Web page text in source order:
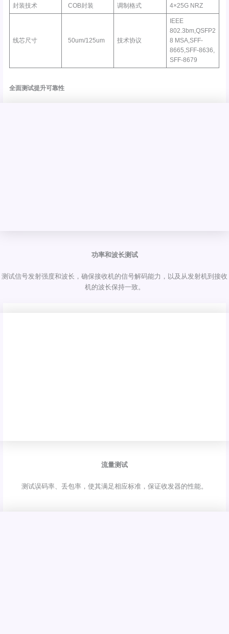
封装技术 COB封装 调制格式 4×25G NRZ
线芯尺寸 50um/125um 技术协议
IEEE
802.3bm,QSFP2
8 MSA,SFF-
8665,SFF-8636,
SFF-8679
全面测试提升可靠性
功率和波长测试
测试信号发射强度和波长，确保接收机的信号解码能力，以及从发射机到接收
机的波长保持一致。
流量测试
测试误码率、丢包率，使其满足相应标准，保证收发器的性能。